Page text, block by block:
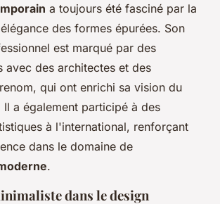
a toujours été fasciné par la
des formes épurées. Son
est marqué par des
avec des architectes et des
qui ont enrichi sa vision du
Il a également participé à des
à l'international, renforçant
dans le domaine de
.
dans le design